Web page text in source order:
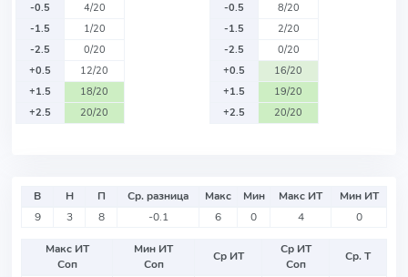
-0.5
4/20
-1.5
1/20
-2.5
0/20
+0.5
12/20
+1.5
18/20
+2.5
20/20
-0.5
8/20
-1.5
2/20
-2.5
0/20
+0.5
16/20
+1.5
19/20
+2.5
20/20
В Н П Ср. разница Макс Мин Макс ИТ
Мин ИТ
9
3 8 -0.1 6 0 4 0
Макс ИТ
Соп
Мин ИТ
Соп
Ср ИТ
Ср ИТ
Соп
Ср. Т